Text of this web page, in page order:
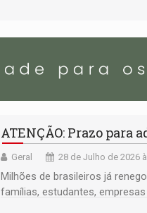
ATENÇÃO: Prazo para
Geral 28 de Julho de 2026
Milhões de brasileiros já
famílias, estudantes,